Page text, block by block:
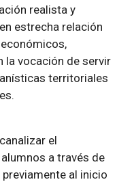
realista y
estrecha relación
la vocación de servir
territoriales
el
a través de
al inicio